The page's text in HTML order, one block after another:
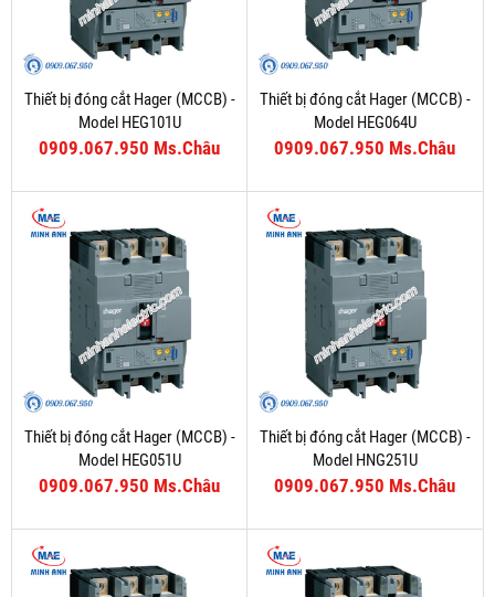
Thiết bị đóng cắt Hager (MCCB) -
Model HEG101U
0909.067.950 Ms.Châu
Thiết bị đóng cắt Hager (MCCB) -
Model HEG064U
0909.067.950 Ms.Châu
Thiết bị đóng cắt Hager (MCCB) -
Model HEG051U
0909.067.950 Ms.Châu
Thiết bị đóng cắt Hager (MCCB) -
Model HNG251U
0909.067.950 Ms.Châu